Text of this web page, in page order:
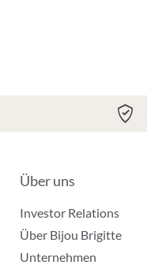
Über uns
Investor Relations
Über Bijou Brigitte
Unternehmen